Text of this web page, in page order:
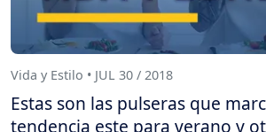
Vida y Estilo • JUL 30 / 2018
Estas son las pulseras que
tendencia este para verano y